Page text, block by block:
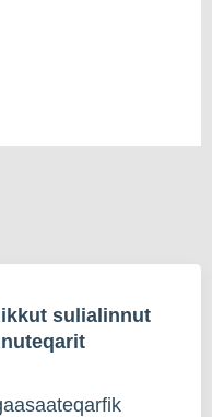
sulialinnut